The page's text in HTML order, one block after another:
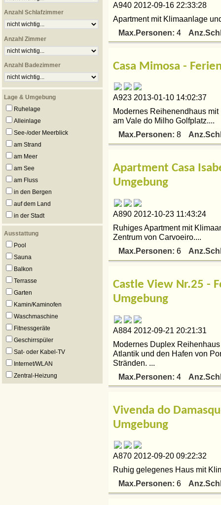
Anzahl Schlafzimmer
Anzahl Zimmer
Anzahl Badezimmer
Lage & Umgebung
Ruhelage
Alleinlage
See-/oder Meerblick
am Strand
am Meer
am See
am Fluss
in den Bergen
auf dem Land
in der Stadt
Ausstattung
Pool
Sauna
Balkon
Terrasse
Garten
Kamin/Kaminofen
Waschmaschine
Fitnessgeräte
Geschirrspüler
Sat- oder Kabel-TV
Internet/WLAN
Zentral-Heizung
A940 2012-09-16 22:33:28
Apartment mit Klimaanlage
Max.Personen: 4
Casa Mimosa -
A923 2013-01-10 14:02:37
Modernes Reihenendhaus
am Vale do Milho Golfplatz....
Max.Personen: 8
Apartment Casa
Umgebung
A890 2012-10-23 11:43:24
Ruhiges Apartment mit
Zentrum von Carvoeiro....
Max.Personen: 6
Castle View Nr.25 -
Umgebung
A884 2012-09-21 20:21:31
Modernes Duplex
Atlantik und den Hafen von
Stränden. ...
Max.Personen: 4
Vivenda do
Umgebung
A870 2012-09-20 09:22:32
Ruhig gelegenes Haus mit
Max.Personen: 6